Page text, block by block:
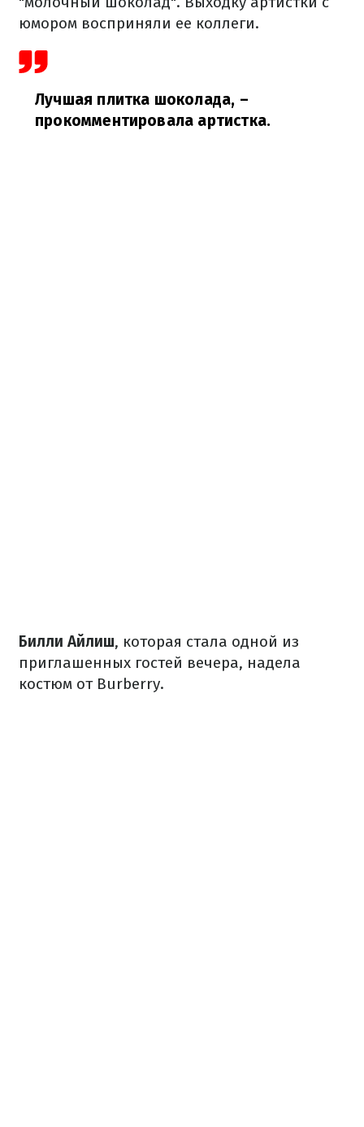
юмором восприняли ее коллеги.
Лучшая плитка шоколада, –
прокомментировала артистка.
Билли Айлиш, которая стала одной из
приглашенных гостей вечера, надела
костюм от Burberry.